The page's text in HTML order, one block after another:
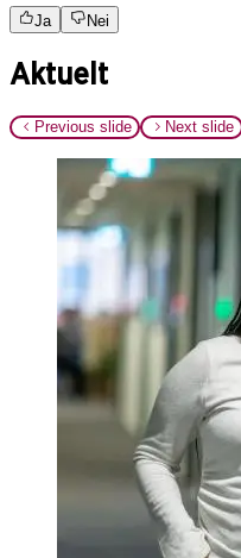
Ja Nei
Aktuelt
Previous slide Next slide